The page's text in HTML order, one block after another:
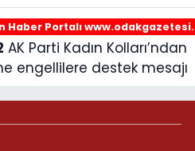
Haber Portalı
engellilere destek mesajı